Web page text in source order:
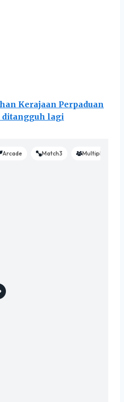
Kerajaan Perpaduan
ditangguh lagi